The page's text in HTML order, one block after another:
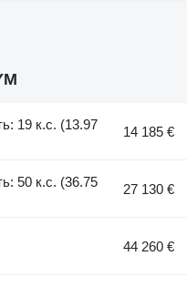
19 к.с. (13.97
14 185 €
50 к.с. (36.75
27 130 €
44 260 €